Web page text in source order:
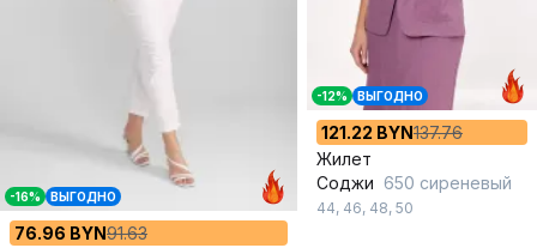
-16% ВЫГОДНО
76.96 BYN91.63
-12% ВЫГОДНО
121.22 BYN137.76
Жилет
Соджи 650 сиреневый
44, 46, 48, 50